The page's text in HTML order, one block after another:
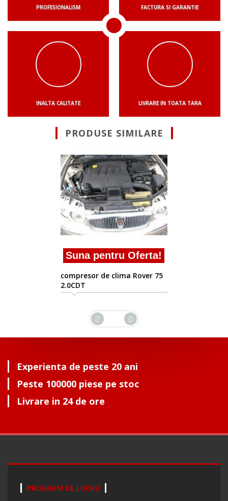
PROFESIONALISM FACTURA SI GARANTIE
INALTA CALITATE LIVRARE IN TOATA TARA
PRODUSE SIMILARE
Suna pentru
compresor de
2.0CDT
Experienta de peste 20 ani
Peste 100000 piese pe stoc
Livrare in 24 de ore
PROGRAM DE LUCRU